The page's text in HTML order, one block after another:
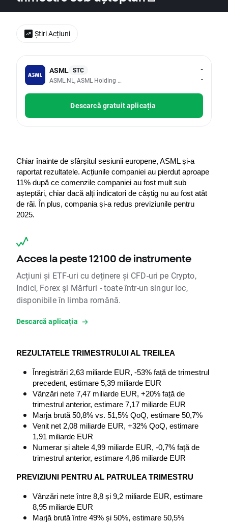
ASML STC
ASML.NL, ASML Holding NV
-
-
Descarcă gratuit aplicația
Chiar înainte de sfârșitul sesiunii europene, ASML și-a
raportat rezultatele. Acțiunile companiei au pierdut aproape
11% după ce comenzile companiei au fost mult sub
așteptări, chiar dacă alți indicatori de câștig nu au fost atât
de răi. În plus, compania și-a redus previziunile pentru
2025.
Acces la peste 12100 de instrumente
Acțiuni și ETF-uri cu deținere și CFD-uri pe Crypto,
Indici, Forex și Mărfuri - toate într-un singur loc,
disponibile în limba română.
Descarcă aplicația
REZULTATELE TRIMESTRULUI AL TREILEA
Înregistrări 2,63 miliarde EUR, -53% față de trimestrul
precedent, estimare 5,39 miliarde EUR
Vânzări nete 7,47 miliarde EUR, +20% față de
trimestrul anterior, estimare 7,17 miliarde EUR
Marja brută 50,8% vs. 51,5% QoQ, estimare 50,7%
Venit net 2,08 miliarde EUR, +32% QoQ, estimare
1,91 miliarde EUR
Numerar și altele 4,99 miliarde EUR, -0,7% față de
trimestrul anterior, estimare 4,86 miliarde EUR
PREVIZIUNI PENTRU AL PATRULEA TRIMESTRU
Vânzări nete între 8,8 și 9,2 miliarde EUR, estimare
8,95 miliarde EUR
Marjă brută între 49% și 50%, estimare 50,5%
Știri Acțiuni